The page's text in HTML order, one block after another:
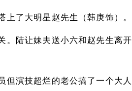
了大明星赵先生（韩庚饰）。
。陆让妹夫送小六和赵先生离开
但演技超烂的老公搞了一个大人